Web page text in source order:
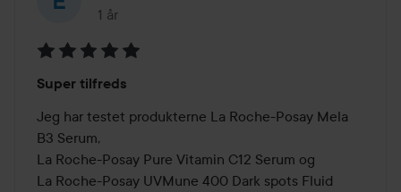
1 år
Posten blev oprettet 1 år
5
ud
af
5
Super tilfreds
Jeg har testet produkterne La Roche-Posay Mela
B3 Serum,
La Roche-Posay Pure Vitamin C12 Serum og
La Roche-Posay UVMune 400 Dark spots Fluid